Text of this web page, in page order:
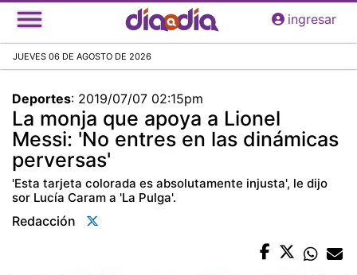
Pasar
al
principal
ingresar
JUEVES 06 DE AGOSTO DE 2026
Deportes: 2019/07/07 02:15pm
La monja que apoya a Lionel
Messi: 'No entres en las dinámicas
perversas'
'Esta tarjeta colorada es absolutamente injusta', le dijo
sor Lucía Caram a 'La Pulga'.
Redacción